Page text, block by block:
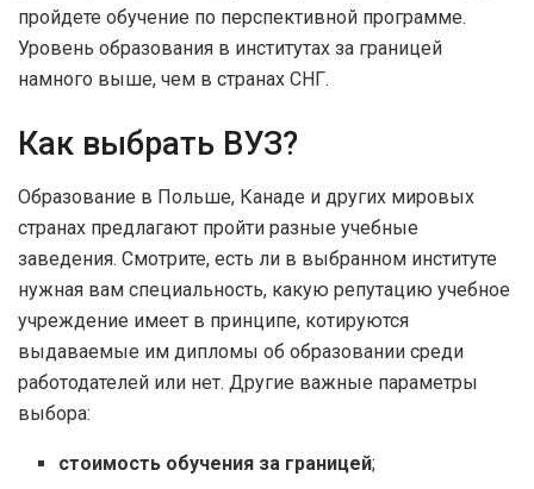
пройдете обучение по перспективной программе.
Уровень образования в институтах за границей
намного выше, чем в странах СНГ.
Как выбрать ВУЗ?
Образование в Польше, Канаде и других мировых
странах предлагают пройти разные учебные
заведения. Смотрите, есть ли в выбранном институте
нужная вам специальность, какую репутацию учебное
учреждение имеет в принципе, котируются
выдаваемые им дипломы об образовании среди
работодателей или нет. Другие важные параметры
выбора:
стоимость обучения за границей;